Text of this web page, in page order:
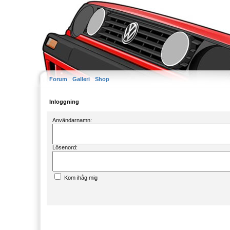
Forum Galleri Shop
Inloggning
Användarnamn:
Lösenord:
Kom ihåg mig